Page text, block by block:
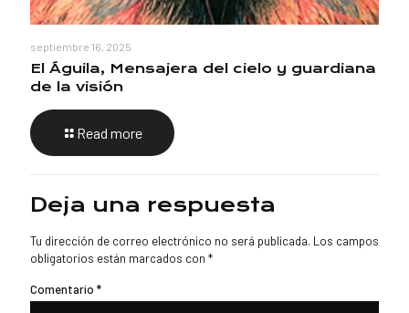
septiembre 16, 2025
El Águila, Mensajera del cielo y guardiana
de la visión
Read more
Deja una respuesta
Tu dirección de correo electrónico no será publicada. Los campos
obligatorios están marcados con *
Comentario *